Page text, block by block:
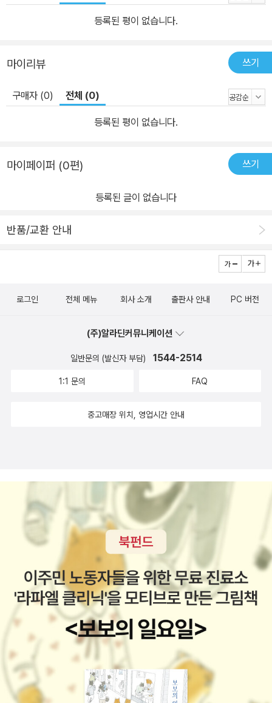
을 분명 만나볼 수 있을 것입니다. 그림책에서 ‘나’를 찾는 방법 나에
날…. 작가는 그림책을 읽습니다. 너무나 힘들어서 몸도 마음도 작아
을 위로하는 시간을 갖고, 용기를 내고 싶은 날에는 《그래봤자 개구
리》(장현정, 모래알(키다리))의 개구리에게서 배운 것처럼 ‘그래, 나
마’와 ‘엄마인 나’를 생각합니다. 갑작스럽게 곁을 떠난 아빠를 추억하
꿈꾸는 아들을 응원하기 위한 그림책 한 권, 소중한 사람을 떠올리게
그림책 한 권…. 이 책에서는 총 53권의 그림책을 소개합니다. 그림책
그림책을 읽으며 소통하고 싶은 보호자, 일상에 지쳐 위로의 메시지
처럼, 그림책을 읽으며 ‘나의 이야기’를 더해 보세요. 포근한 그림과
등록된 평이 없습니다.
마이리뷰 쓰기
구매자 (0) 전체 (0)
등록된 평이 없습니다.
마이페이퍼 (0편) 쓰기
등록된 글이 없습니다
반품/교환 안내
로그인 전체 메뉴 회사 소개 출판사 안내 PC 버전
(주)알라딘커뮤니케이션
일반문의 (발신자 부담) 1544-2514
1:1 문의 FAQ
중고매장 위치, 영업시간 안내